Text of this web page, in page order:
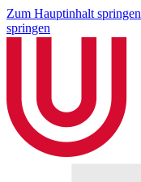
Zum Hauptinhalt springen
springen